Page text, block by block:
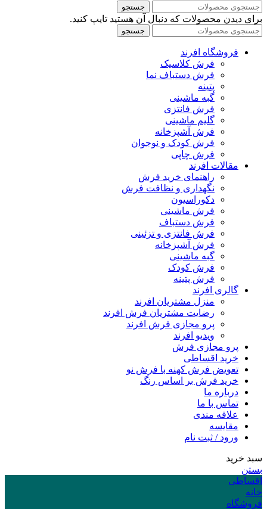
جستجو
برای دیدن محصولات که دنبال آن هستید تایپ کنید.
جستجو
فروشگاه افرند
فرش کلاسیک
فرش دستباف نما
پتینه
گبه ماشینی
فرش فانتزی
گلیم ماشینی
فرش آشپزخانه
فرش کودک و نوجوان
فرش چاپی
مقالات افرند
راهنمای خرید فرش
نگهداری و نظافت فرش
دکوراسیون
فرش ماشینی
فرش دستباف
فرش فانتزی و تزئینی
فرش آشپزخانه
گبه ماشینی
فرش کودک
فرش پتینه
گالری افرند
منزل مشتریان افرند
رضایت مشتریان فرش افرند
پرو مجازی فرش افرند
ویدیو افرند
پرو مجازی فرش
خرید اقساطی
تعویض فرش کهنه با فرش نو
خرید فرش بر اساس رنگ
درباره ما
تماس با ما
علاقه مندی
مقایسه
ورود / ثبت نام
سبد خرید
بستن
اقساطی
خانه
فروشگاه